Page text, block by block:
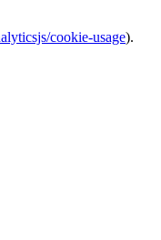
cookie-usage).